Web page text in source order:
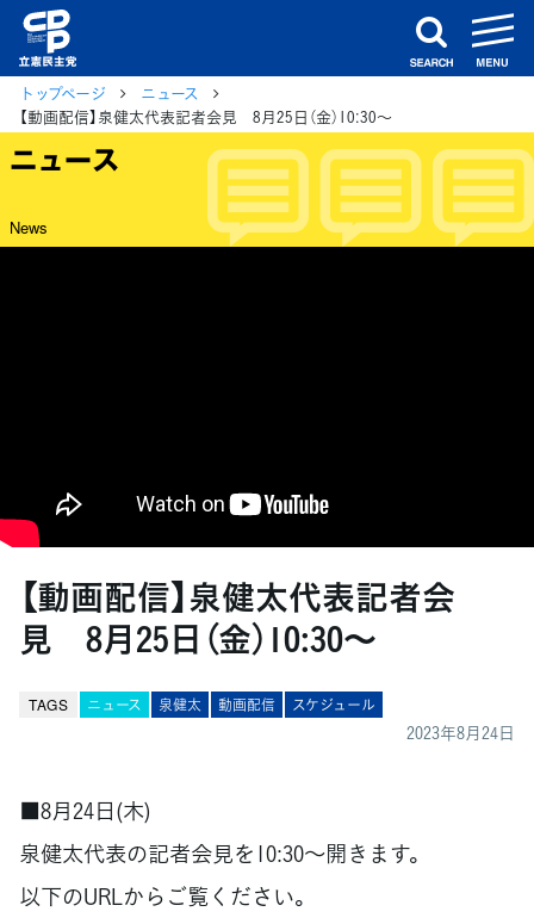
search
トップページ
ニュース
【動画配信】泉健太代表記者会見 8月25日（金）10:30～
ニュース
News
【動画配信】泉健太代表記者会
見 8月25日（金）10:30～
TAGS ニュース 泉健太 動画配信 スケジュール
2023年8月24日
■8月24日(木)
泉健太代表の記者会見を10:30～開きます。
以下のURLからご覧ください。